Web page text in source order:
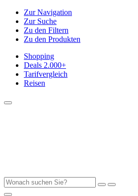
Zur Navigation
Zur Suche
Zu den Filtern
Zu den Produkten
Shopping
Deals 2.000+
Tarifvergleich
Reisen